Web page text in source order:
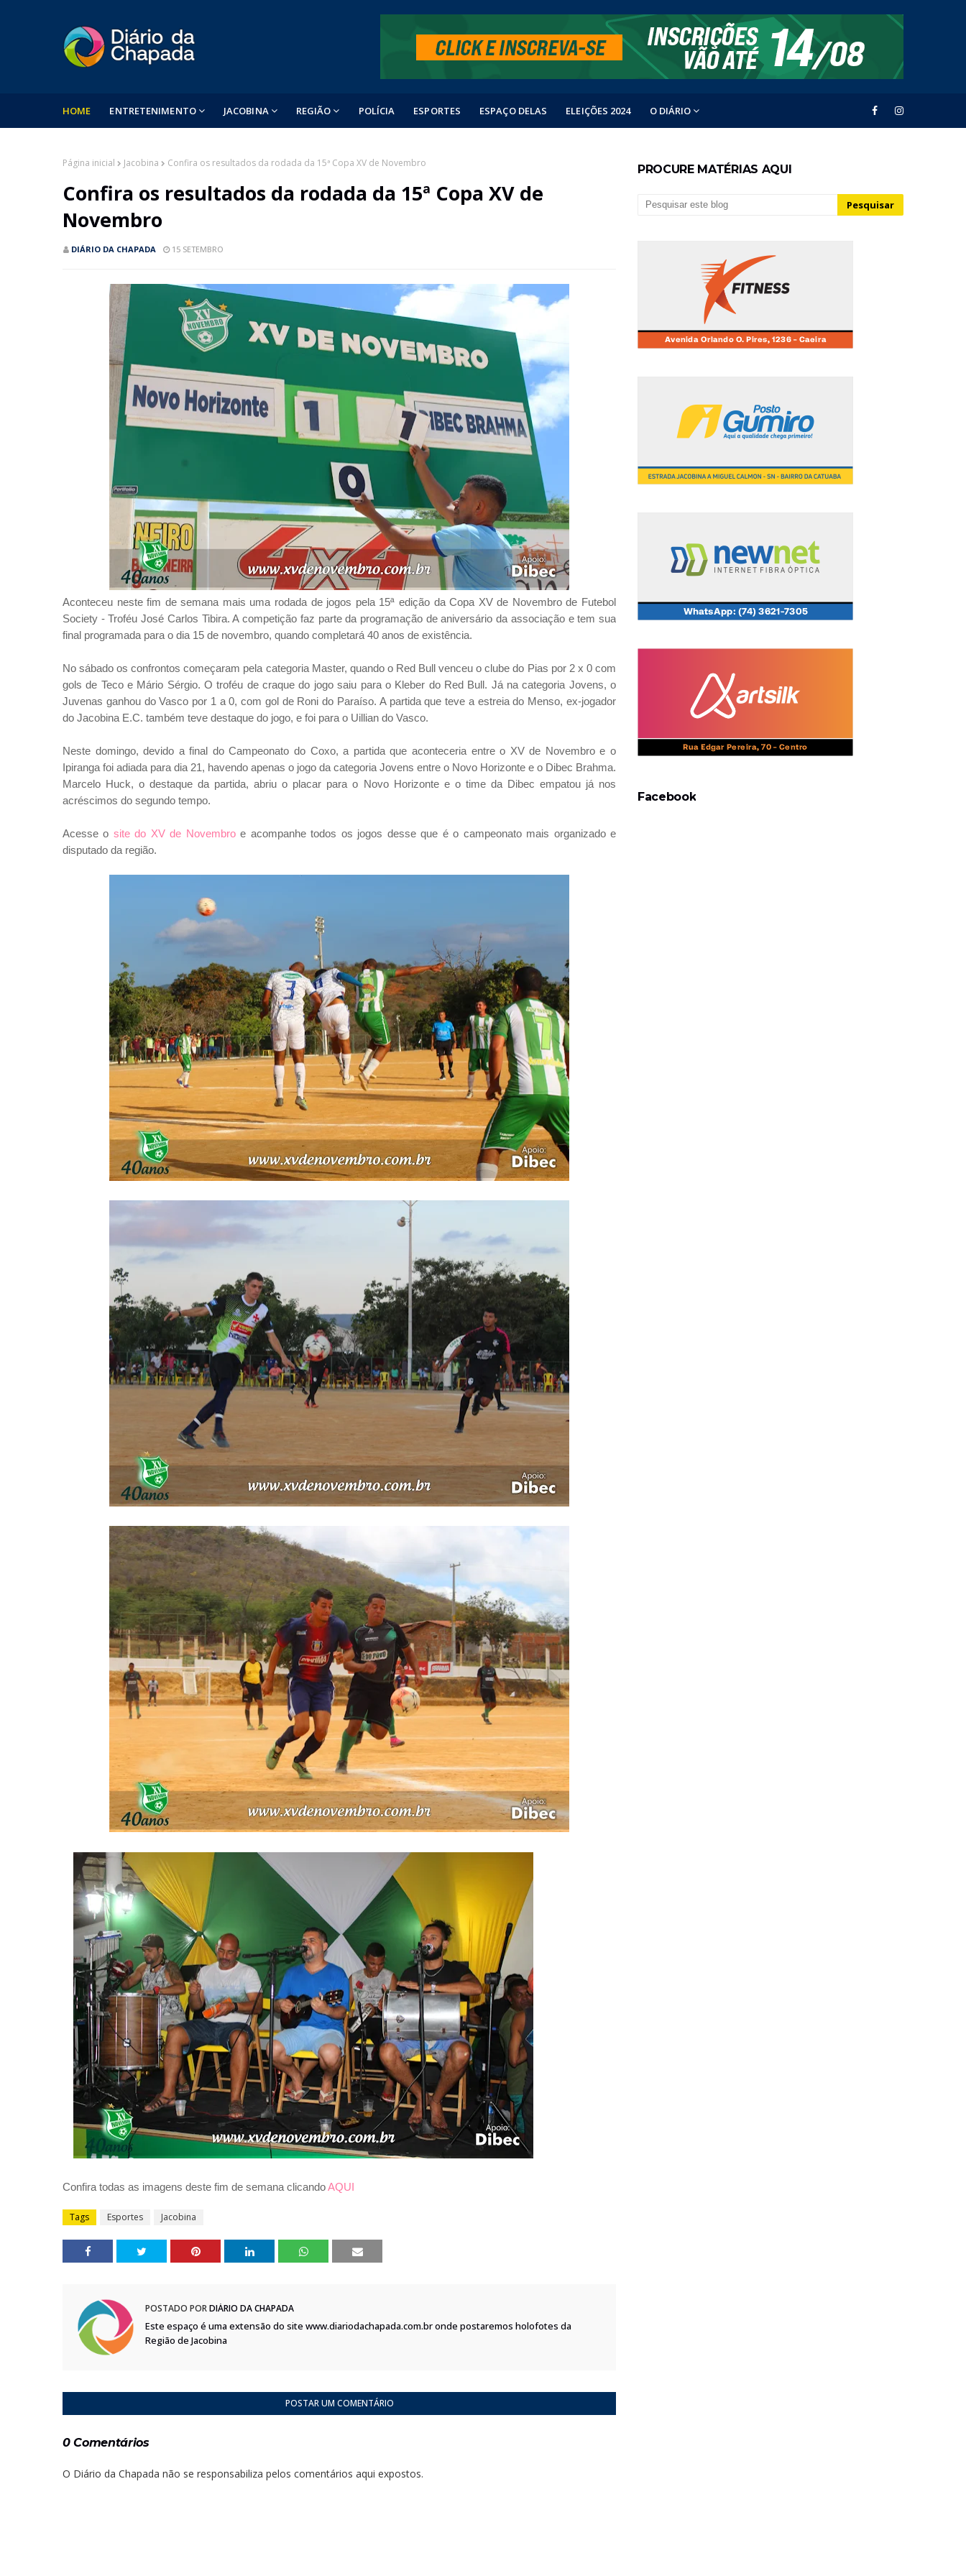
HOME ENTRETENIMENTO JACOBINA REGIÃO POLÍCIA ESPORTES ESPAÇO DELAS ELEIÇÕES 2024 O DIÁRIO
Página inicial Jacobina Confira os resultados da rodada da 15ª Copa XV de Novembro
Confira os resultados da rodada da 15ª Copa XV de
Novembro
DIÁRIO DA CHAPADA 15 SETEMBRO
Aconteceu neste fim de semana mais uma rodada de jogos pela 15ª edição da Copa XV de Novembro de Futebol
Society - Troféu José Carlos Tibira. A competição faz parte da programação de aniversário da associação e tem sua
final programada para o dia 15 de novembro, quando completará 40 anos de existência.
No sábado os confrontos começaram pela categoria Master, quando o Red Bull venceu o clube do Pias por 2 x 0 com
gols de Teco e Mário Sérgio. O troféu de craque do jogo saiu para o Kleber do Red Bull. Já na categoria Jovens, o
Juvenas ganhou do Vasco por 1 a 0, com gol de Roni do Paraíso. A partida que teve a estreia do Menso, ex-jogador
do Jacobina E.C. também teve destaque do jogo, e foi para o Uillian do Vasco.
Neste domingo, devido a final do Campeonato do Coxo, a partida que aconteceria entre o XV de Novembro e o
Ipiranga foi adiada para dia 21, havendo apenas o jogo da categoria Jovens entre o Novo Horizonte e o Dibec Brahma.
Marcelo Huck, o destaque da partida, abriu o placar para o Novo Horizonte e o time da Dibec empatou já nos
acréscimos do segundo tempo.
Acesse o site do XV de Novembroe acompanhe todos os jogos desse que é o campeonato mais organizado e
disputado da região.
Confira todas as imagens deste fim de semana clicandoAQUI
Tags Esportes Jacobina
POSTADO PORDIÁRIO DA CHAPADA
Este espaço é uma extensão do site www.diariodachapada.com.br onde postaremos holofotes da
Região de Jacobina
POSTAR UM COMENTÁRIO
0 Comentários
O Diário da Chapada não se responsabiliza pelos comentários aqui expostos.
PROCURE MATÉRIAS AQUI
Facebook